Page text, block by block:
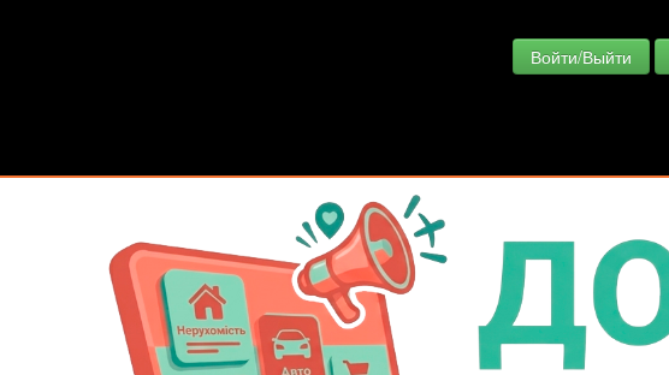
Войти/Выйти